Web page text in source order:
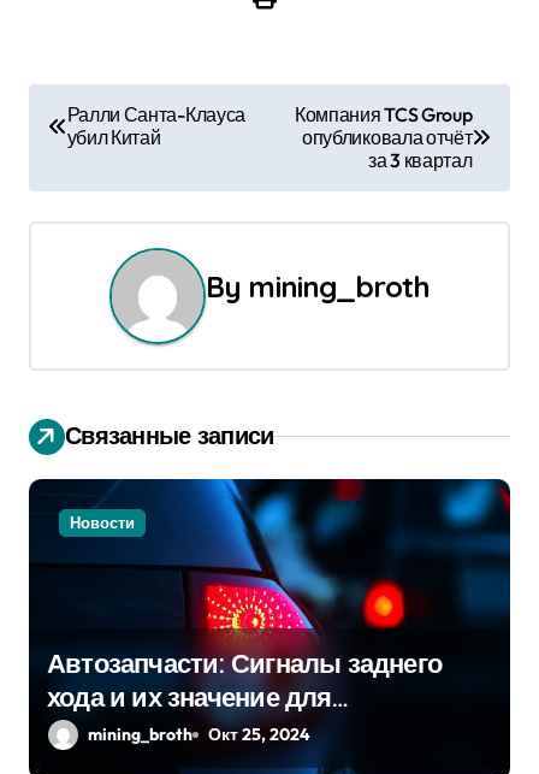
в
и
я
п
а
п
Ралли Санта-Клауса
убил Китай
Компания TCS Group
опубликовала отчёт
за 3 квартал
By mining_broth
Связанные записи
Новости
Автозапчасти: Сигналы заднего
хода и их значение для
безопасности на дороге
mining_broth Окт 25, 2024